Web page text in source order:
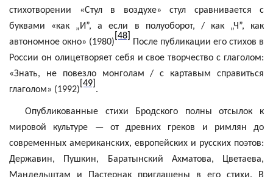
стихотворении «Стул в воздухе» стул сравнивается с
буквами «как „И”, а если в полуоборот, / как „Ч”, как
автономное окно» (1980)
[48]
После публикации его стихов в
России он олицетворяет себя и свое творчество с глаголом:
«Знать, не повезло монголам / с картавым справиться
глаголом» (1992)
[49]
.
Опубликованные стихи Бродского полны отсылок к
мировой культуре — от древних греков и римлян до
современных американских, европейских и русских поэтов:
Державин, Пушкин, Баратынский Ахматова, Цветаева,